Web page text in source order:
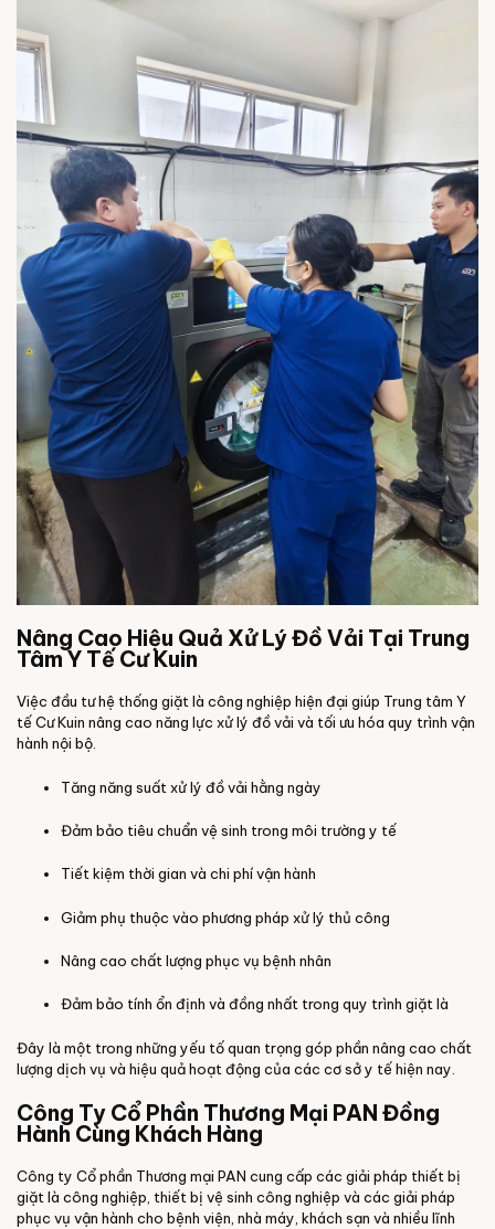
Nâng Cao Hiệu Quả Xử Lý Đồ Vải Tại Trung
Tâm Y Tế Cư Kuin
Việc đầu tư hệ thống giặt là công nghiệp hiện đại giúp Trung tâm Y
tế Cư Kuin nâng cao năng lực xử lý đồ vải và tối ưu hóa quy trình vận
hành nội bộ.
Tăng năng suất xử lý đồ vải hằng ngày
Đảm bảo tiêu chuẩn vệ sinh trong môi trường y tế
Tiết kiệm thời gian và chi phí vận hành
Giảm phụ thuộc vào phương pháp xử lý thủ công
Nâng cao chất lượng phục vụ bệnh nhân
Đảm bảo tính ổn định và đồng nhất trong quy trình giặt là
Đây là một trong những yếu tố quan trọng góp phần nâng cao chất
lượng dịch vụ và hiệu quả hoạt động của các cơ sở y tế hiện nay.
Công Ty Cổ Phần Thương Mại PAN Đồng
Hành Cùng Khách Hàng
Công ty Cổ phần Thương mại PAN cung cấp các giải pháp thiết bị
giặt là công nghiệp, thiết bị vệ sinh công nghiệp và các giải pháp
phục vụ vận hành cho bệnh viện, nhà máy, khách sạn và nhiều lĩnh